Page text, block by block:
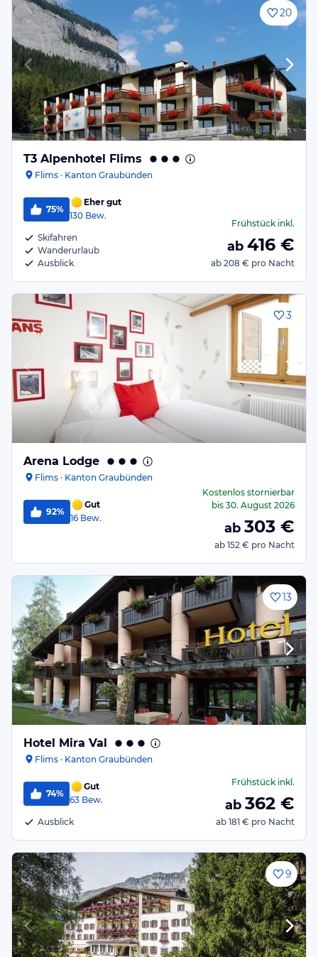
20
T3 Alpenhotel Flims
Flims · Kanton Graubünden
75%
Eher gut
130 Bew.
Skifahren
Wanderurlaub
Ausblick
Frühstückinkl.
ab 416 €
ab 208 € pro Nacht
3
Arena Lodge
Flims · Kanton Graubünden
92%
Gut
16 Bew.
Kostenlos stornierbar
bis 30. August 2026
ab 303 €
ab 152 € pro Nacht
13
Hotel Mira Val
Flims · Kanton Graubünden
74%
Gut
63 Bew.
Ausblick
Frühstückinkl.
ab 362 €
ab 181 € pro Nacht
9